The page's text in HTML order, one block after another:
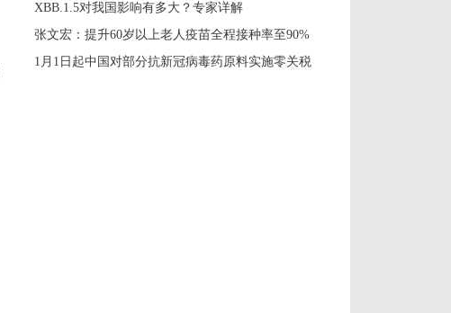
XBB.1.5对我国影响有多大？专家详解
张文宏：提升60岁以上老人疫苗全程接种率至90%
1月1日起中国对部分抗新冠病毒药原料实施零关税